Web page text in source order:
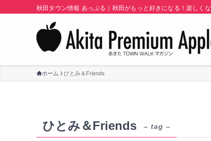
秋田タウン情報 あっぷる｜秋田がもっと好きになる！楽しく
ホーム ひとみ＆Friends
ひとみ＆Friends – tag –